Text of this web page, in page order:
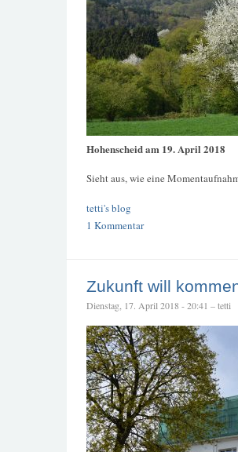
Hohenscheid am 19. April 2018
Sieht aus, wie eine
tetti's blog
1 Kommentar
Zukunft will
Dienstag, 17. April 2018 - 20:41 – tetti